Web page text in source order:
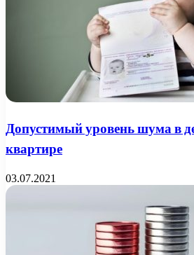
Допустимый уровень шума в
квартире
03.07.2021